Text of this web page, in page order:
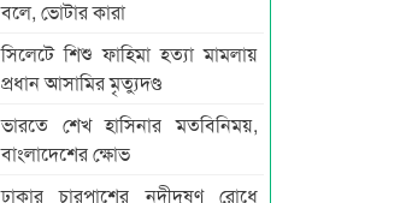
বলে, ভোটার কারা
সিলেটে শিশু ফাহিমা হত্যা মামলায়
প্রধান আসামির মৃত্যুদণ্ড
ভারতে শেখ হাসিনার মতবিনিময়,
বাংলাদেশের ক্ষোভ
ঢাকার চারপাশের নদীদূষণ রোধে